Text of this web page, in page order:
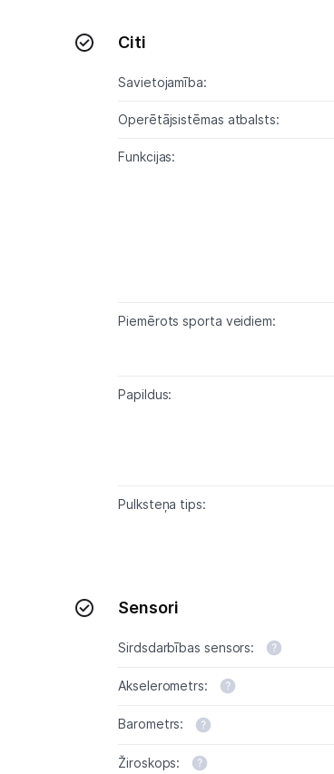
Citi
Savietojamība:
Operētājsistēmas atbalsts:
Funkcijas:
Piemērots sporta veidiem:
Papildus:
Pulksteņa tips:
Sensori
Sirdsdarbības sensors:
Akselerometrs:
Barometrs:
Žiroskops: